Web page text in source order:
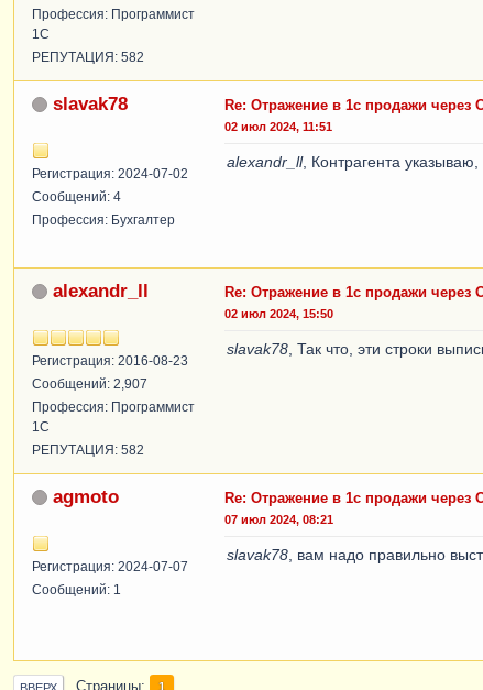
Профессия: Программист
1С
РЕПУТАЦИЯ: 582
slavak78
Регистрация: 2024-07-02
Сообщений: 4
Профессия: Бухгалтер
Re: Отражение в 1с продажи через
02 июл 2024, 11:51
alexandr_ll, Контрагента указываю,
alexandr_ll
Регистрация: 2016-08-23
Сообщений: 2,907
Профессия: Программист
1С
РЕПУТАЦИЯ: 582
Re: Отражение в 1с продажи через
02 июл 2024, 15:50
slavak78 , Так что, эти строки
agmoto
Регистрация: 2024-07-07
Сообщений: 1
Re: Отражение в 1с продажи через
07 июл 2024, 08:21
slavak78 , вам надо правильно
ВВЕРХ 1